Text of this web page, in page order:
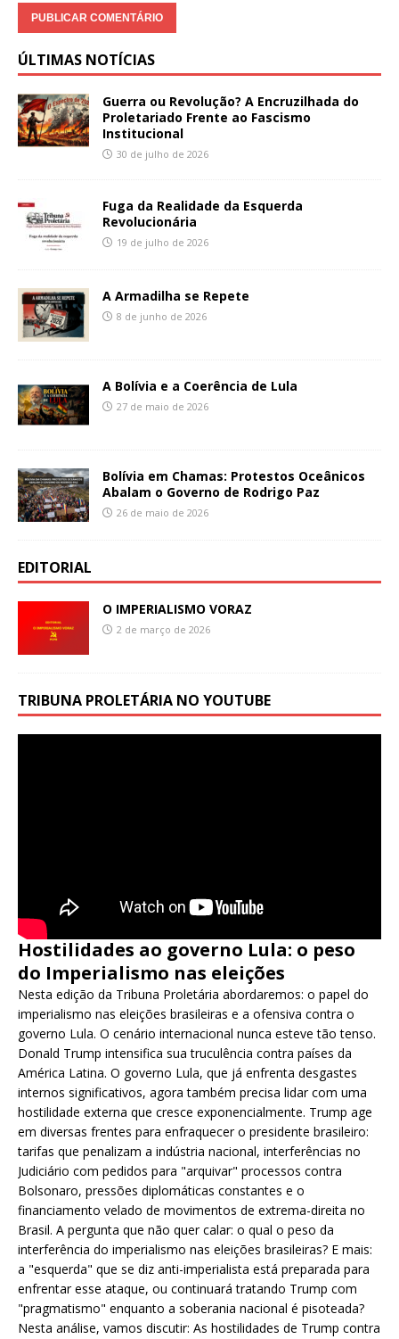
ÚLTIMAS NOTÍCIAS
Guerra ou Revolução? A Encruzilhada do
Proletariado Frente ao Fascismo
Institucional
30 de julho de 2026
Fuga da Realidade da Esquerda
Revolucionária
19 de julho de 2026
A Armadilha se Repete
8 de junho de 2026
A Bolívia e a Coerência de Lula
27 de maio de 2026
Bolívia em Chamas: Protestos Oceânicos
Abalam o Governo de Rodrigo Paz
26 de maio de 2026
EDITORIAL
O IMPERIALISMO VORAZ
2 de março de 2026
TRIBUNA PROLETÁRIA NO YOUTUBE
Hostilidades ao governo Lula: o peso
do Imperialismo nas eleições
Nesta edição da Tribuna Proletária abordaremos: o papel do
imperialismo nas eleições brasileiras e a ofensiva contra o
governo Lula. O cenário internacional nunca esteve tão tenso.
Donald Trump intensifica sua truculência contra países da
América Latina. O governo Lula, que já enfrenta desgastes
internos significativos, agora também precisa lidar com uma
hostilidade externa que cresce exponencialmente. Trump age
em diversas frentes para enfraquecer o presidente brasileiro:
tarifas que penalizam a indústria nacional, interferências no
Judiciário com pedidos para "arquivar" processos contra
Bolsonaro, pressões diplomáticas constantes e o
financiamento velado de movimentos de extrema-direita no
Brasil. A pergunta que não quer calar: o qual o peso da
interferência do imperialismo nas eleições brasileiras? E mais:
a "esquerda" que se diz anti-imperialista está preparada para
enfrentar esse ataque, ou continuará tratando Trump com
"pragmatismo" enquanto a soberania nacional é pisoteada?
Nesta análise, vamos discutir: As hostilidades de Trump contra